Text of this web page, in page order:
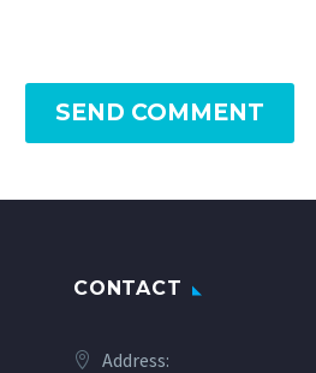
SEND COMMENT
CONTACT
Address: